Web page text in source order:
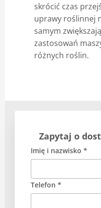
skrócić czas
uprawy roślinnej
samym
zastosowań
różnych roślin.
Zapytaj o
Imię i nazwisko *
Telefon *